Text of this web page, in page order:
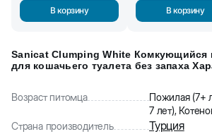
В корзину В корзину
Sanicat Clumping White Комкующийся
для кошачьего туалета без запаха
Возраст питомца
Пожилая (7+
7 лет),
Страна производитель
Турция